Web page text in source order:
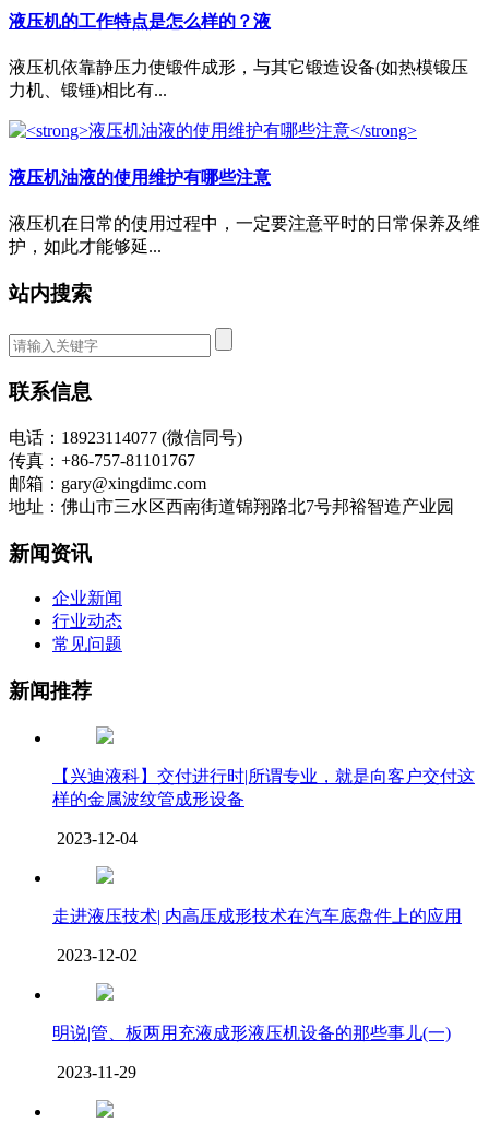
液压机的工作特点是怎么样的？液
液压机依靠静压力使锻件成形，与其它锻造设备(如热模锻压
力机、锻锤)相比有...
液压机油液的使用维护有哪些注意
液压机在日常的使用过程中，一定要注意平时的日常保养及维
护，如此才能够延...
站内搜索
联系信息
电话：18923114077 (微信同号)
传真：+86-757-81101767
邮箱：gary@xingdimc.com
地址：佛山市三水区西南街道锦翔路北7号邦裕智造产业园
新闻资讯
企业新闻
行业动态
常见问题
新闻推荐
【兴迪液科】交付进行时|所谓专业，就是向客户交付这
样的金属波纹管成形设备
2023-12-04
走进液压技术| 内高压成形技术在汽车底盘件上的应用
2023-12-02
明说|管、板两用充液成形液压机设备的那些事儿(一)
2023-11-29